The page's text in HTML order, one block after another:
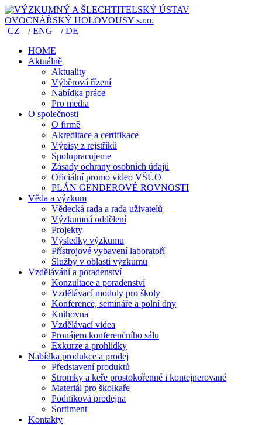
CZ /ENG /DE
HOME
Aktuálně
Aktuality
Výběrová řízení
Nabídka práce
Pro media
O společnosti
O firmě
Akreditace a certifikace
Výpisy z rejstříků
Spolupracujeme
Zásady ochrany osobních údajů
Oficiální promo video VŠÚO
PLÁN GENDEROVÉ ROVNOSTI
Věda a výzkum
Vědecká rada a rada uživatelů
Výzkumná oddělení
Projekty
Výsledky výzkumu
Přístrojové vybavení laboratoří
Služby v oblasti výzkumu
Vzdělávání a poradenství
Konzultace a poradenství
Vzdělávací moduly pro školy
Konference, semináře a polní dny
Knihovna
Vzdělávací videa
Pronájem konferenčního sálu
Exkurze a prohlídky
Nabídka produkce a prodej
Představení produktů
Stromky a keře prostokořenné i kontejnerované
Materiál pro školkaře
Podniková prodejna
Sortiment
Kontakty